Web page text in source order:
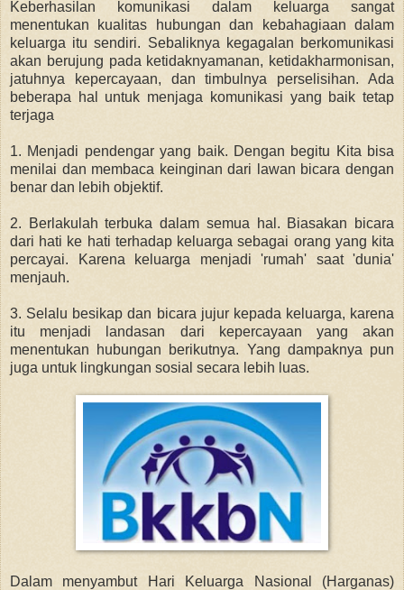
Keberhasilan komunikasi dalam keluarga sangat
menentukan kualitas hubungan dan kebahagiaan dalam
keluarga itu sendiri. Sebaliknya kegagalan berkomunikasi
akan berujung pada ketidaknyamanan, ketidakharmonisan,
jatuhnya kepercayaan, dan timbulnya perselisihan. Ada
beberapa hal untuk menjaga komunikasi yang baik tetap
terjaga
1. Menjadi pendengar yang baik. Dengan begitu Kita bisa
menilai dan membaca keinginan dari lawan bicara dengan
benar dan lebih objektif.
2. Berlakulah terbuka dalam semua hal. Biasakan bicara
dari hati ke hati terhadap keluarga sebagai orang yang kita
percayai. Karena keluarga menjadi 'rumah' saat 'dunia'
menjauh.
3. Selalu besikap dan bicara jujur kepada keluarga, karena
itu menjadi landasan dari kepercayaan yang akan
menentukan hubungan berikutnya. Yang dampaknya pun
juga untuk lingkungan sosial secara lebih luas.
Dalam menyambut Hari Keluarga Nasional (Harganas)